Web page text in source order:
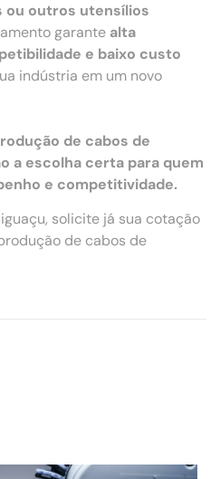
ou outros utensílios
garante alta
e baixo custo
indústria em um novo
de cabos de
a escolha certa para quem
e competitividade.
solicite já sua cotação
de cabos de